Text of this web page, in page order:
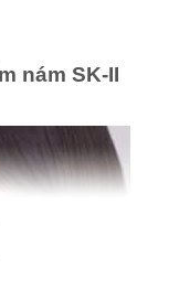
nám SK-II